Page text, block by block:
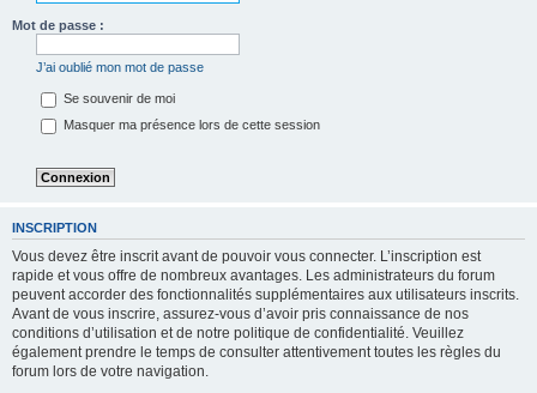
Mot de passe :
J’ai oublié mon mot de passe
Se souvenir de moi
Masquer ma présence lors de cette session
INSCRIPTION
Vous devez être inscrit avant de pouvoir vous connecter. L’inscription est
rapide et vous offre de nombreux avantages. Les administrateurs du forum
peuvent accorder des fonctionnalités supplémentaires aux utilisateurs inscrits.
Avant de vous inscrire, assurez-vous d’avoir pris connaissance de nos
conditions d’utilisation et de notre politique de confidentialité. Veuillez
également prendre le temps de consulter attentivement toutes les règles du
forum lors de votre navigation.